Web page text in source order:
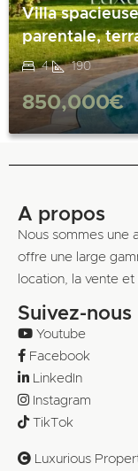
Villa
parentale,
4 190
850,000€
A propos
Nous sommes une
offre une large
location, la vente
Suivez-nous
Youtube
Facebook
LinkedIn
Instagram
TikTok
Luxurious